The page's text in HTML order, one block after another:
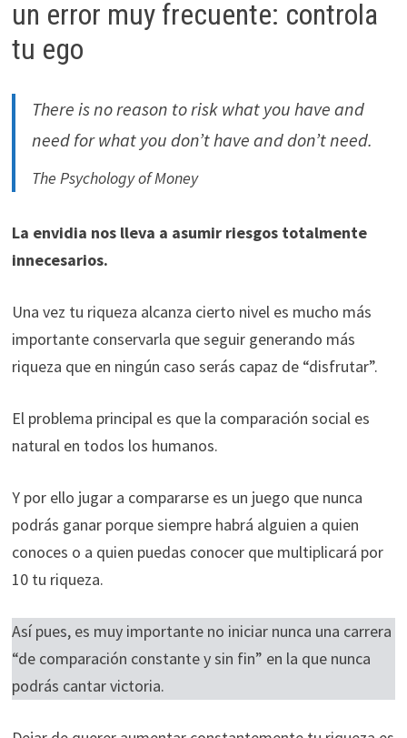
un error muy frecuente: controla
tu ego
There is no reason to risk what you have and
need for what you don’t have and don’t need.
The Psychology of Money
La envidia nos lleva a asumir riesgos totalmente
innecesarios.
Una vez tu riqueza alcanza cierto nivel es mucho más
importante conservarla que seguir generando más
riqueza que en ningún caso serás capaz de “disfrutar”.
El problema principal es que la comparación social es
natural en todos los humanos.
Y por ello jugar a compararse es un juego que nunca
podrás ganar porque siempre habrá alguien a quien
conoces o a quien puedas conocer que multiplicará por
10 tu riqueza.
Así pues, es muy importante no iniciar nunca una carrera
“de comparación constante y sin fin” en la que nunca
podrás cantar victoria.